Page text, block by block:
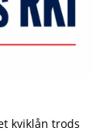
kviklån trods